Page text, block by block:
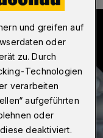
und greifen auf
oder
zu. Durch
Technologien
verarbeiten
aufgeführten
oder
deaktiviert.